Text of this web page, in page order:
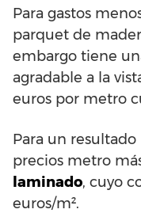
Para gastos
parquet de
embargo tiene
agradable a la
euros por metro
Para un
precios metro
laminado, cuyo
euros/m².